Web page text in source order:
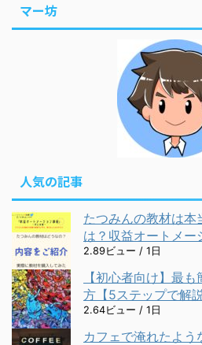
マー坊
人気の記事
たつみんの教材は本
は？収益オートメー
2.89ビュー / 1日
【初心者向け】最
方【5ステップで解説
2.64ビュー / 1日
カフェで淹れたよ